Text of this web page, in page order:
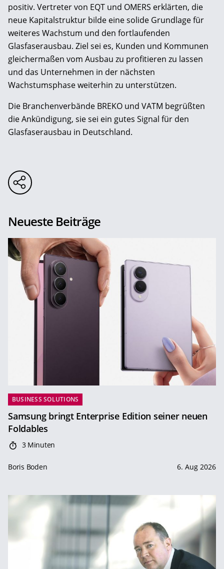
positiv. Vertreter von EQT und OMERS erklärten, die
neue Kapitalstruktur bilde eine solide Grundlage für
weiteres Wachstum und den fortlaufenden
Glasfaserausbau. Ziel sei es, Kunden und Kommunen
gleichermaßen vom Ausbau zu profitieren zu lassen
und das Unternehmen in der nächsten
Wachstumsphase weiterhin zu unterstützen.
Die Branchenverbände BREKO und VATM begrüßten
die Ankündigung, sie sei ein gutes Signal für den
Glasfaserausbau in Deutschland.
Neueste Beiträge
BUSINESS SOLUTIONS
Samsung bringt Enterprise Edition seiner neuen
Foldables
3 Minuten
Boris Boden 6. Aug 2026